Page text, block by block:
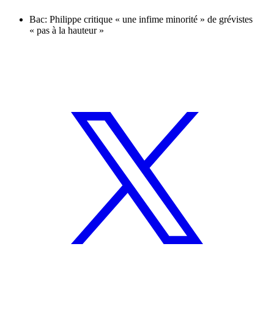
Bac: Philippe critique « une infime minorité » de grévistes
« pas à la hauteur »